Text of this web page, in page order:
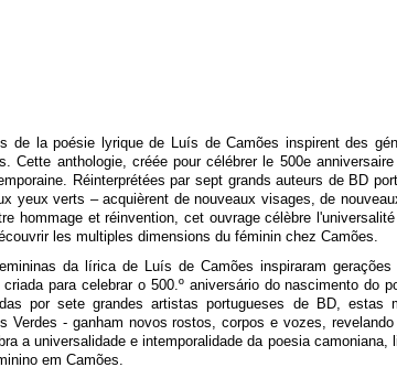
de la poésie lyrique de Luís de Camões inspirent des
Cette anthologie, créée pour célébrer le 500e
Réinterprétées par sept grands auteurs de BD
yeux verts – acquièrent de nouveaux visages, de
hommage et réinvention, cet ouvrage célèbre
les multiples dimensions du féminin chez Camões.
da lírica de Luís de Camões inspiraram
para celebrar o 500.º aniversário do nascimento do
por sete grandes artistas portugueses de BD, estas
Verdes - ganham novos rostos, corpos e vozes,
a universalidade e intemporalidade da poesia
em Camões.